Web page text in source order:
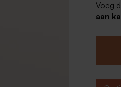
Voeg
aan
het